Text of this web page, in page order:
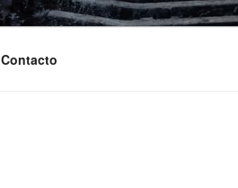
Contacto